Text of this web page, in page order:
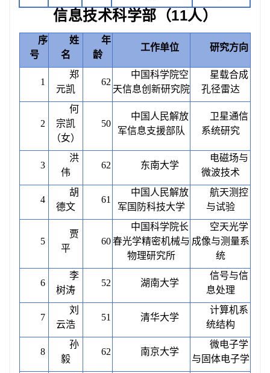
信息技术科学部（11人）
序
号
姓
名
年
龄
工作单位 研究方向
1
郑
元凯
62
中国科学院空
天信息创新研究院
星载合成
孔径雷达
2
何
宗凯
（女）
50
中国人民解放
军信息支援部队
卫星通信
系统研究
3
洪
伟
62 东南大学
电磁场与
微波技术
4
胡
德文
61
中国人民解放
军国防科技大学
航天测控
与试验
5
贾
平
60
中国科学院长
春光学精密机械与
物理研究所
空天光学
成像与测量系
统
6
李
树涛
52 湖南大学
信号与信
息处理
7
刘
云浩
51 清华大学
计算机系
统结构
8
孙
毅
62 南京大学
微电子学
与固体电子学